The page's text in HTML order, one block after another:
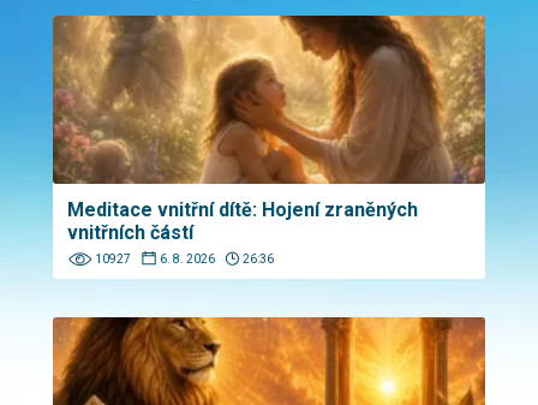
Meditace vnitřní dítě: Hojení zraněných
vnitřních částí
10927 6. 8. 2026 26:36